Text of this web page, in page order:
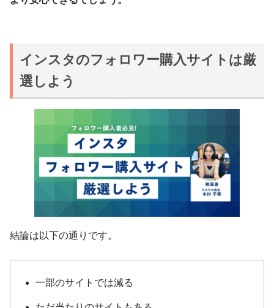
インスタのフォロワー購入サイトは厳
選しよう
結論は以下の通りです。
一部のサイトでは減る